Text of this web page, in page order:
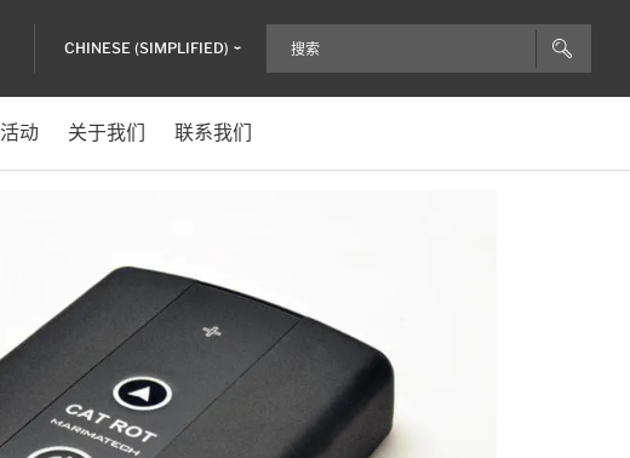
CHINESE (SIMPLIFIED)
活动 关于我们 联系我们